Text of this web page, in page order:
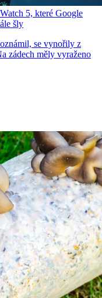
5, které Google
šly
se vynořily z
zádech měly vyraženo